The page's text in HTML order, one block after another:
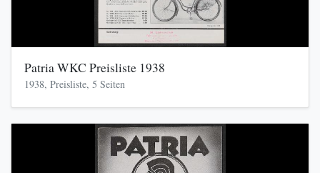
Patria WKC Preisliste 1938
1938, Preisliste, 5 Seiten